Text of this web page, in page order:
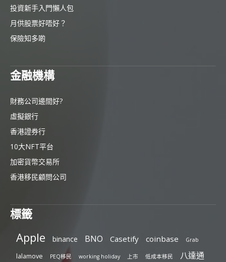
投資新手入門懶人包
月供股票好唔好？
保險知多啲
金融機構
財務公司邊間好?
虛擬銀行
香港證券行
10大NFT平台
加密貨幣交易所
香港移民顧問公司
標籤
Apple binance BNO Casetify coinbase Grab
lalamove PEQ移民 working holiday 上市 低成本移民 八達通